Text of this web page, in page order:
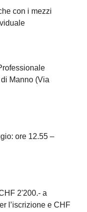
con i mezzi
Manno (Via
ore 12.55 –
2'200.- a
l’iscrizione e CHF